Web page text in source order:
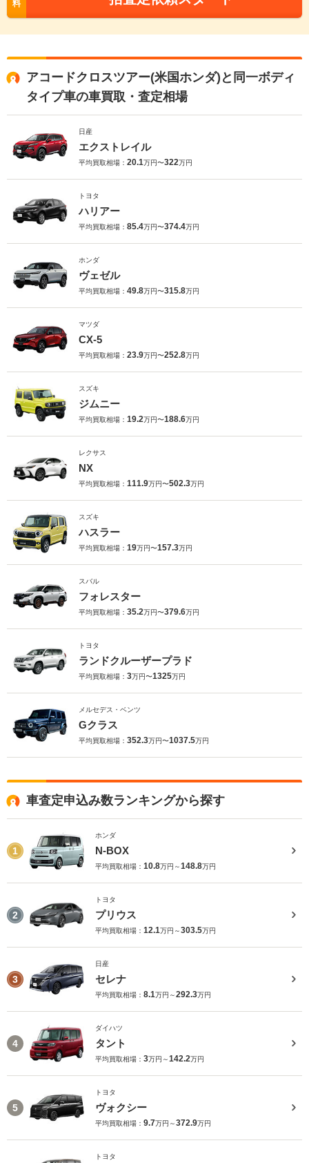
料
アコードクロスツアー(米国ホンダ)と同一ボディ
タイプ車の車買取・査定相場
日産
エクストレイル
平均買取相場： 20.1万円〜322万円
トヨタ
ハリアー
平均買取相場： 85.4万円〜374.4万円
ホンダ
ヴェゼル
平均買取相場： 49.8万円〜315.8万円
マツダ
CX-5
平均買取相場： 23.9万円〜252.8万円
スズキ
ジムニー
平均買取相場： 19.2万円〜188.6万円
レクサス
NX
平均買取相場： 111.9万円〜502.3万円
スズキ
ハスラー
平均買取相場： 19万円〜157.3万円
スバル
フォレスター
平均買取相場： 35.2万円〜379.6万円
トヨタ
ランドクルーザープラド
平均買取相場： 3万円〜1325万円
メルセデス・ベンツ
Gクラス
平均買取相場： 352.3万円〜1037.5万円
車査定申込み数ランキングから探す
1
ホンダ
N-BOX
平均買取相場： 10.8万円～148.8万円
2
トヨタ
プリウス
平均買取相場： 12.1万円～303.5万円
3
日産
セレナ
平均買取相場： 8.1万円～292.3万円
4
ダイハツ
タント
平均買取相場： 3万円～142.2万円
5
トヨタ
ヴォクシー
平均買取相場： 9.7万円～372.9万円
トヨタ